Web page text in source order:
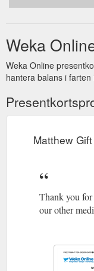
Weka
Weka Online
hantera balans i farten
Matthew
Thank you
our other